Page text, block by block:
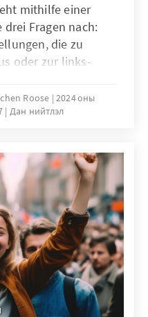
mithilfe einer
Fragen nach:
die zu
oder zur links-
unterstützen
In
gemeinsam vor
(unter anderem
und
Roose 2024 оны
Дан нийтлэл